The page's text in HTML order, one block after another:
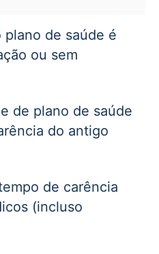
de saúde é
ou sem
de plano de saúde
do antigo
de carência
(incluso